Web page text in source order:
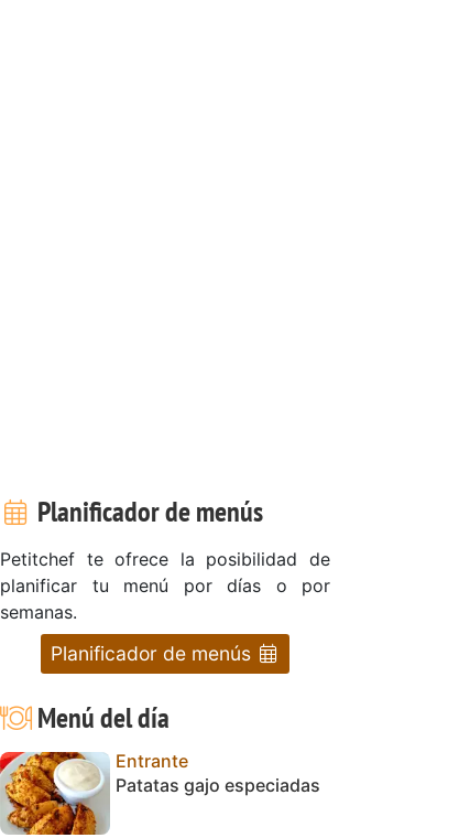
Planificador de menús
Petitchef te ofrece la posibilidad de
planificar tu menú por días o por
semanas.
Planificador de menús
Menú del día
Entrante
Patatas gajo especiadas